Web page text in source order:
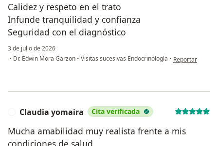
Calidez y respeto en el trato
Infunde tranquilidad y confianza
Seguridad con el diagnóstico
3 de julio de 2026
• Dr. Edwin Mora Garzon • Visitas sucesivas Endocrinología • en opinión del
Reportar
Claudia yomaira Cita verificada
Mucha amabilidad muy realista frente a mis
condiciones de salud